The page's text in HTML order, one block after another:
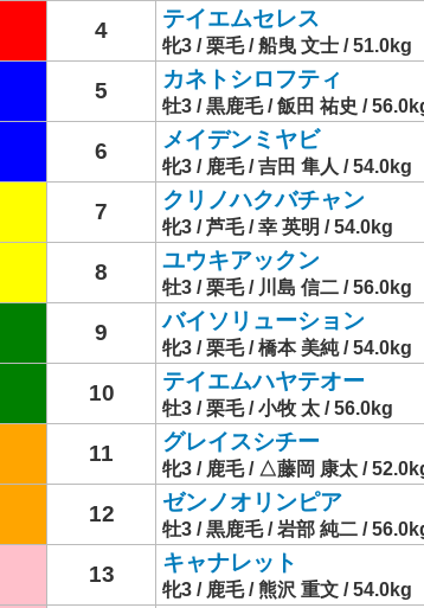
4 テイエムセレス
牝3 / 栗毛 / 船曳 文士 / 51.0kg
5 カネトシロフティ
牡3 / 黒鹿毛 / 飯田 祐史 /
6 メイデンミヤビ
牝3 / 鹿毛 / 吉田 隼人 / 54.0kg
7 クリノハクバチャン
牝3 / 芦毛 / 幸 英明 / 54.0kg
8 ユウキアックン
牡3 / 栗毛 / 川島 信二 / 56.0kg
9 バイソリューション
牝3 / 栗毛 / 橋本 美純 / 54.0kg
10 テイエムハヤテオー
牡3 / 栗毛 / 小牧 太 / 56.0kg
11 グレイスシチー
牝3 / 鹿毛 / △藤岡 康太 /
12 ゼンノオリンピア
牡3 / 黒鹿毛 / 岩部 純二 /
13 キャナレット
牝3 / 鹿毛 / 熊沢 重文 / 54.0kg